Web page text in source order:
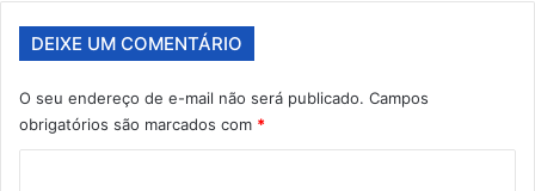
DEIXE UM COMENTÁRIO
O seu endereço de e-mail não será publicado. Campos
obrigatórios são marcados com *